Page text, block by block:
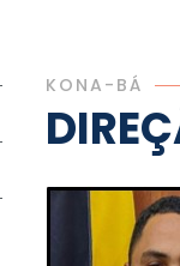
KONA-BÁ